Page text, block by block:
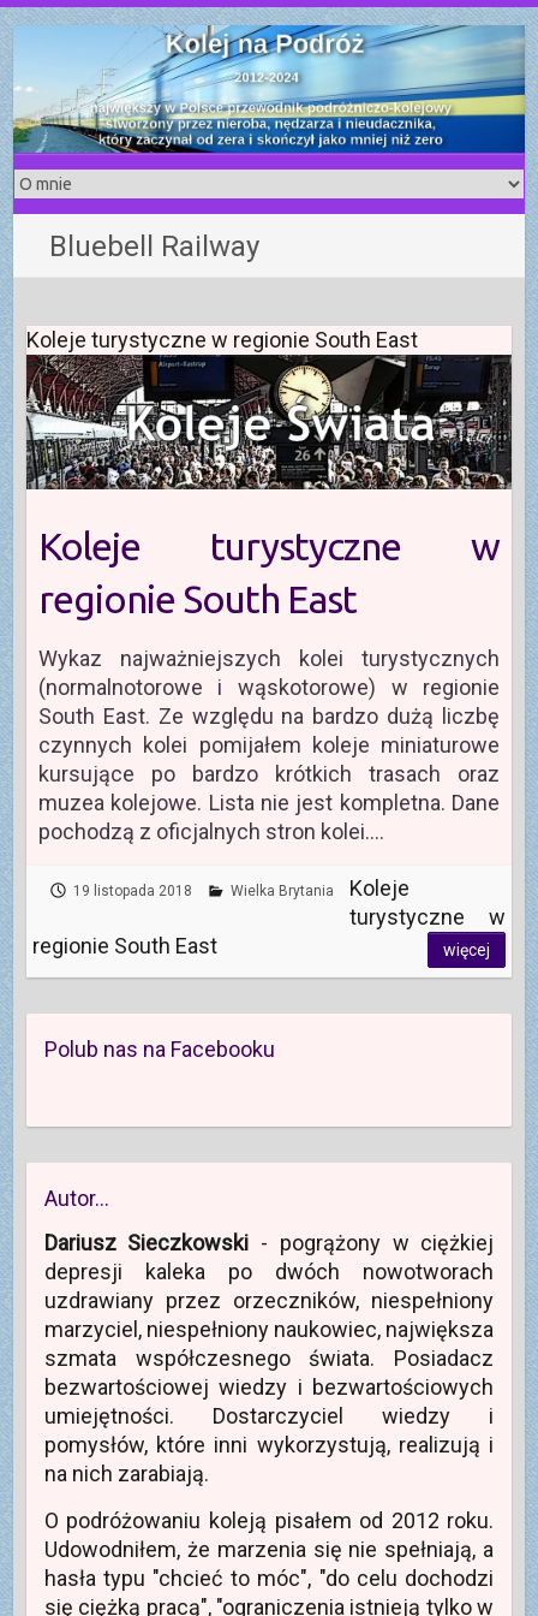
S
k
i
p
t
o
c
o
n
t
e
n
t
Bluebell Railway
Koleje turystyczne w regionie South East
Koleje turystyczne w
regionie South East
Wykaz najważniejszych kolei turystycznych
(normalnotorowe i wąskotorowe) w regionie
South East. Ze względu na bardzo dużą liczbę
czynnych kolei pomijałem koleje miniaturowe
kursujące po bardzo krótkich trasach oraz
muzea kolejowe. Lista nie jest kompletna. Dane
pochodzą z oficjalnych stron kolei.…
19 listopada 2018 Wielka Brytania
Koleje
turystyczne w
regionie South East
więcej
Polub nas na Facebooku
Autor…
Dariusz Sieczkowski - pogrążony w ciężkiej
depresji kaleka po dwóch nowotworach
uzdrawiany przez orzeczników, niespełniony
marzyciel, niespełniony naukowiec, największa
szmata współczesnego świata. Posiadacz
bezwartościowej wiedzy i bezwartościowych
umiejętności. Dostarczyciel wiedzy i
pomysłów, które inni wykorzystują, realizują i
na nich zarabiają.
O podróżowaniu koleją pisałem od 2012 roku.
Udowodniłem, że marzenia się nie spełniają, a
hasła typu "chcieć to móc", "do celu dochodzi
się ciężką pracą", "ograniczenia istnieją tylko w